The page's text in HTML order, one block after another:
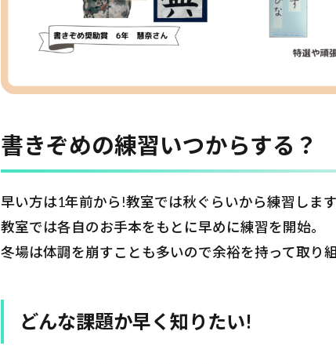
書きぞめの練習いつからする？
早い方は1年前から!教室では秋ぐらいから練習します
教室では各自のお手本をもとに早めに練習を開始。
冬場は体調を崩すことも多いので余裕を持って取り組
どんな課題か早く知りたい!